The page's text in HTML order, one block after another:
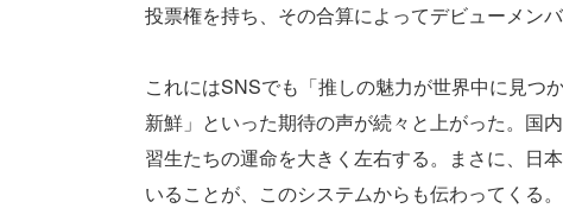
投票権を持ち、その合算によってデビューメン
これにはSNSでも「推しの魅力が世界中に見つ
新鮮」といった期待の声が続々と上がった。国
習生たちの運命を大きく左右する。まさに、日
いることが、このシステムからも伝わってくる。